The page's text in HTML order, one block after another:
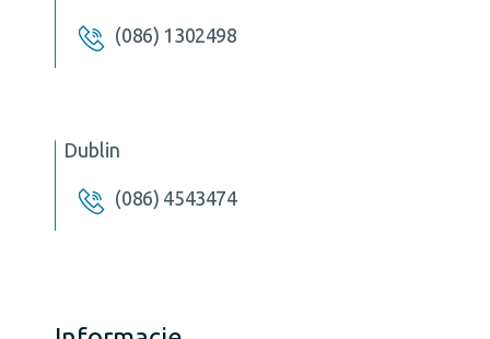
(086) 1302498
Dublin
(086) 4543474